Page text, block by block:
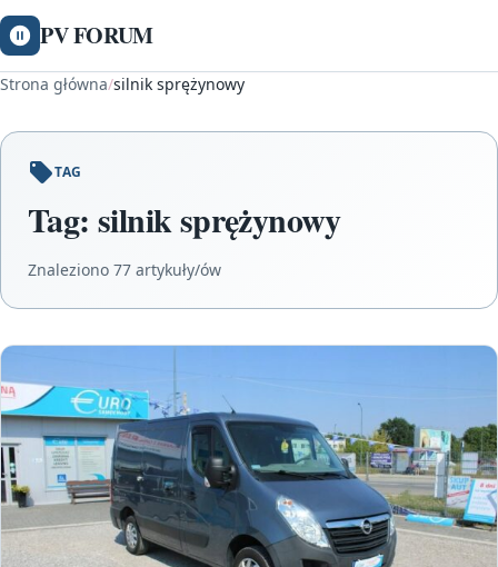
PV FORUM
Strona główna/silnik sprężynowy
TAG
Tag: silnik sprężynowy
Znaleziono 77 artykuły/ów